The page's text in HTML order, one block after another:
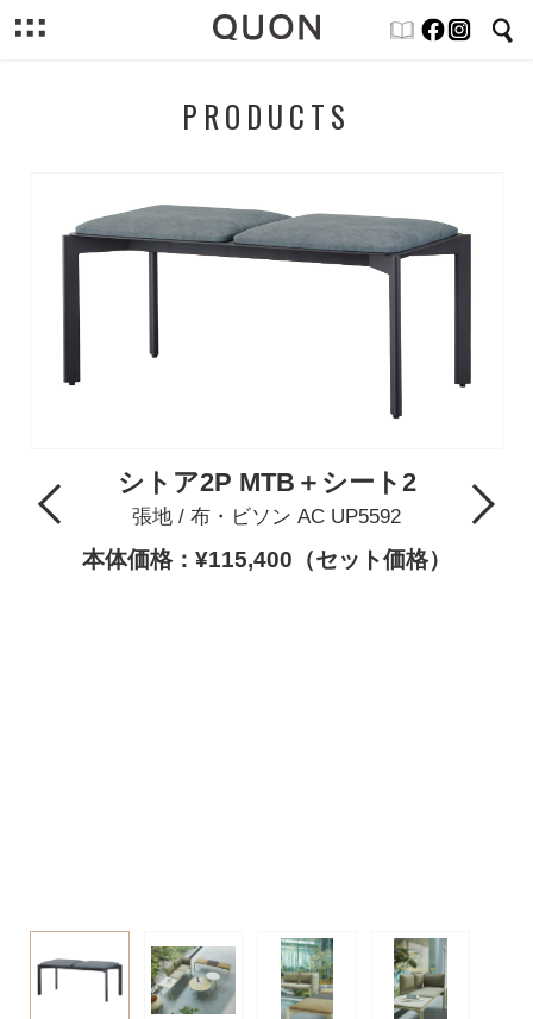
PRODUCTS
Previous
シトア2P MTB＋シート2
張地 / 布・ビソン AC UP5592
本体価格：¥115,400（セット価格）
Next